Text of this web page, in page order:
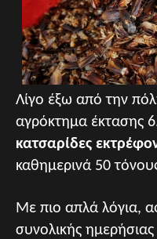
Λίγο έξω από την
αγρόκτημα έκτασης
κατσαρίδες
καθημερινά 50
Με πιο απλά λόγια,
συνολικής